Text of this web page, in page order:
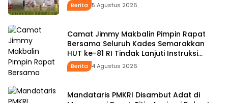
Berita 5 Agustus 2026
Camat Jimmy Makbalin Pimpin Rapat
Bersama Seluruh Kades Semarakkan
HUT ke-81 RI Tindak Lanjuti Instruksi
Bupati SBS dan Wabup HMS
Berita 4 Agustus 2026
Mandataris PMKRI Disambut Adat di